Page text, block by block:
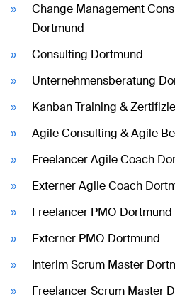
Change Management
Dortmund
Consulting Dortmund
Unternehmensberatung
Kanban Training &
Agile Consulting & Agile
Freelancer Agile Coach
Externer Agile Coach
Freelancer PMO Dortmund
Externer PMO Dortmund
Interim Scrum Master
Freelancer Scrum Master